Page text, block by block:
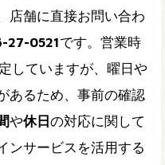
店舗に直接お問い合わ
27-0521です。営業時
していますが、曜日や
あるため、事前の確認
や休日 の対応に関して
ンサービスを活用する